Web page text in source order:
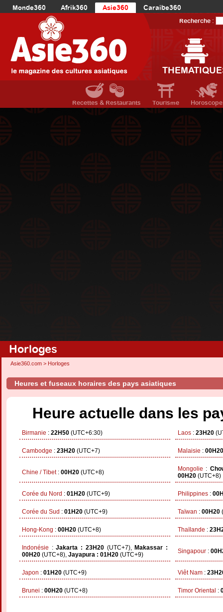
Monde360 Afrik360 Asie360
Caraibe360
Europe360
AmériqueDuNord360
Océanie360
Recherche :
Recettes & Restaurants Tourisme Horoscope
Horloges
Asie360.com > Horloges
Heures et fuseaux horaires des pays asiatiques
Heure actuelle dans les
Birmanie : 22H50 (UTC+6:30) Laos : 23H20
Cambodge : 23H20 (UTC+7) Malaisie : 00H20
Chine / Tibet: 00H20 (UTC+8) Mongolie :
00H20 (UTC+8)
Corée du Nord : 01H20 (UTC+9) Philippines :
Corée du Sud : 01H20 (UTC+9) Taïwan : 00H20
Hong-Kong : 00H20 (UTC+8) Thaïlande :
Indonésie :Jakarta : 23H20(UTC+7), Makassar :
00H20 (UTC+8), Jayapura : 01H20 (UTC+9) Singapour :
Japon : 01H20 (UTC+9) Viêt Nam :
Brunei : 00H20 (UTC+8) Timor Oriental :